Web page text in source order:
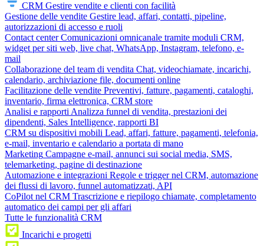
CRM Gestire vendite e clienti con facilità
Gestione delle vendite Gestire lead, affari, contatti, pipeline,
autorizzazioni di accesso e ruoli
Contact center Comunicazioni omnicanale tramite moduli CRM,
widget per siti web, live chat, WhatsApp, Instagram, telefono, e-
mail
Collaborazione del team di vendita Chat, videochiamate, incarichi,
calendario, archiviazione file, documenti online
Facilitazione delle vendite Preventivi, fatture, pagamenti, cataloghi,
inventario, firma elettronica, CRM store
Analisi e rapporti Analizza funnel di vendita, prestazioni dei
dipendenti, Sales Intelligence, rapporti BI
CRM su dispositivi mobili Lead, affari, fatture, pagamenti, telefonia,
e-mail, inventario e calendario a portata di mano
Marketing Campagne e-mail, annunci sui social media, SMS,
telemarketing, pagine di destinazione
Automazione e integrazioni Regole e trigger nel CRM, automazione
dei flussi di lavoro, funnel automatizzati, API
CoPilot nel CRM Trascrizione e riepilogo chiamate, completamento
automatico dei campi per gli affari
Tutte le funzionalità CRM
Incarichi e progetti